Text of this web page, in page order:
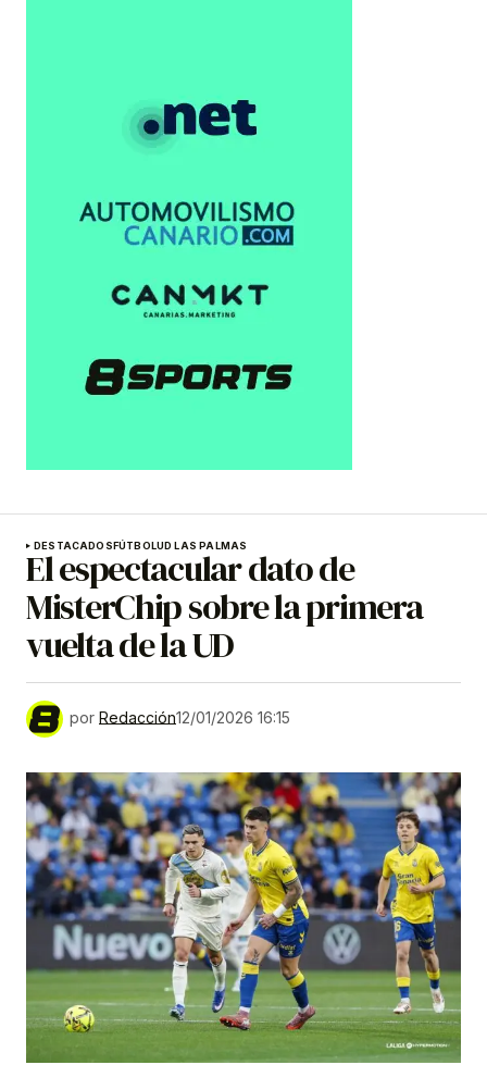
DESTACADOSFÚTBOLUD LAS PALMAS
El espectacular dato de
MisterChip sobre la primera
vuelta de la UD
por Redacción12/01/2026 16:15